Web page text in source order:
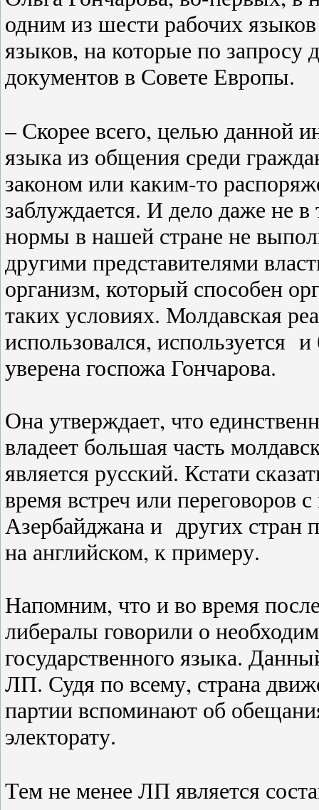
одним из шести рабочих
языков, на которые по
документов в Совете Европы.
– Скорее всего, целью данной
языка из общения среди
законом или каким-то
заблуждается. И дело даже не
нормы в нашей стране не
другими представителями
организм, который способен
таких условиях. Молдавская
использовался, используется
уверена госпожа Гончарова.
Она утверждает, что
владеет большая часть
является русский. Кстати
время встреч или переговоров
Азербайджана и других стран
на английском, к примеру.
Напомним, что и во время
либералы говорили о
государственного языка.
ЛП. Судя по всему, страна
партии вспоминают об
электорату.
Тем не менее ЛП является